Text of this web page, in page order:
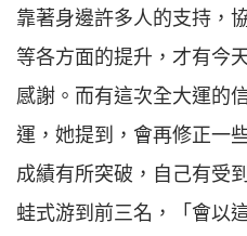
靠著身邊許多人的支持，
等各方面的提升，才有今
感謝。而有這次全大運的
運，她提到，會再修正一
成績有所突破，自己有受
蛙式游到前三名，「會以